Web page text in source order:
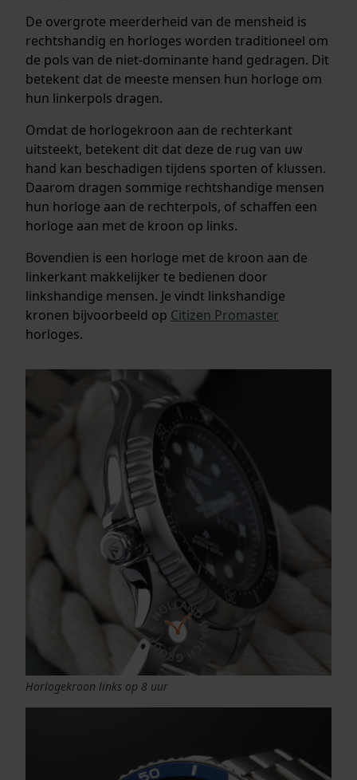
De overgrote meerderheid van de mensheid is
rechtshandig en horloges worden traditioneel om
de pols van de niet-dominante hand gedragen. Dit
betekent dat de meeste mensen hun horloge om
hun linkerpols dragen.
Omdat de horlogekroon aan de rechterkant
uitsteekt, betekent dit dat deze de rug van uw
hand kan beschadigen tijdens sporten of klussen.
Daarom dragen sommige rechtshandige mensen
hun horloge aan de rechterpols, of schaffen een
horloge aan met de kroon op links.
Bovendien is een horloge met de kroon aan de
linkerkant makkelijker te bedienen door
linkshandige mensen. Je vindt linkshandige
kronen bijvoorbeeld op Citizen Promaster
horloges.
Horlogekroon links op 8 uur